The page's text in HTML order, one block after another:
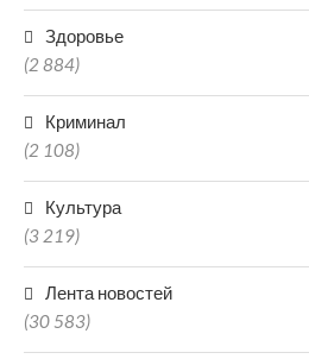
Здоровье
(2 884)
Криминал
(2 108)
Культура
(3 219)
Лента новостей
(30 583)